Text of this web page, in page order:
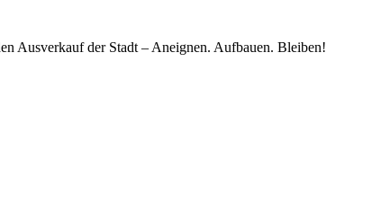
Ausverkauf der Stadt – Aneignen. Aufbauen. Bleiben!